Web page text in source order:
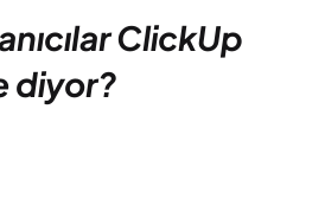
ClickUp
diyor?